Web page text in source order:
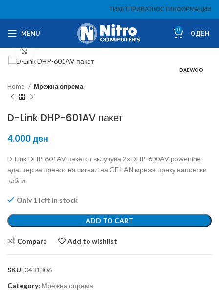
ТИКЕТПРИВАТНОСТИНФОРМАЦИИ
MENU 0 0ДЕН
DAEWOO
Home Мрежна опрема
D-Link DHP-601AV пакет
4.000ден
D-Link DHP-601AV пакетот вклучува 2x DHP-600AV powerline
адаптер за пренос на сигнал на GE LAN мрежа преку напонски
кабли
Only 1 left in stock
ADD TO CART
Compare Add to wishlist
SKU: 0431306
Category: Мрежна опрема